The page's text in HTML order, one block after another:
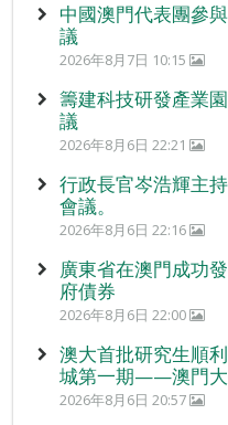
中國澳門代表團參
議
2026年8月7日 10:15
籌建科技研發產業
議
2026年8月6日 22:21
行政長官岑浩輝主
會議。
2026年8月6日 22:16
廣東省在澳門成功
府債券
2026年8月6日 22:00
澳大首批研究生順
城第一期——澳門大
2026年8月6日 20:57